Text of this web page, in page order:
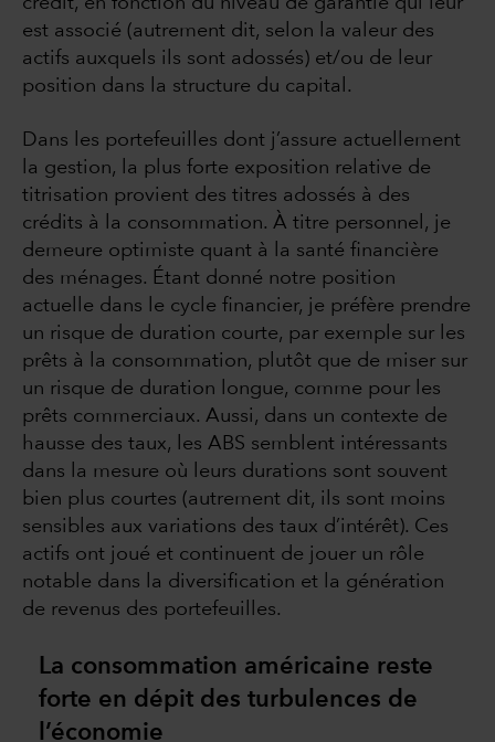
est associé (autrement dit, selon la valeur des
actifs auxquels ils sont adossés) et/ou de leur
position dans la structure du capital.
Dans les portefeuilles dont j’assure actuellement
la gestion, la plus forte exposition relative de
titrisation provient des titres adossés à des
crédits à la consommation. À titre personnel, je
demeure optimiste quant à la santé financière
des ménages. Étant donné notre position
actuelle dans le cycle financier, je préfère prendre
un risque de duration courte, par exemple sur les
prêts à la consommation, plutôt que de miser sur
un risque de duration longue, comme pour les
prêts commerciaux. Aussi, dans un contexte de
hausse des taux, les ABS semblent intéressants
dans la mesure où leurs durations sont souvent
bien plus courtes (autrement dit, ils sont moins
sensibles aux variations des taux d’intérêt). Ces
actifs ont joué et continuent de jouer un rôle
notable dans la diversification et la génération
de revenus des portefeuilles.
La consommation américaine reste
forte en dépit des turbulences de
l’économie